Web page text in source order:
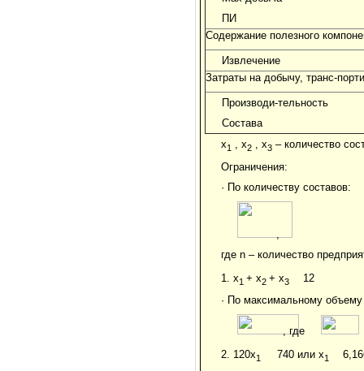
ПИ
Содержание полезного
Извлечение
Затраты на добычу, транс-
Производи-тельность
Состава
x1 , x2 , x3 – количество
Ограничения:
· По количеству составов:
где n – количество
1. x1 + x2 + x3
12
· По максимальному
, где
2. 120x1 740 или x1